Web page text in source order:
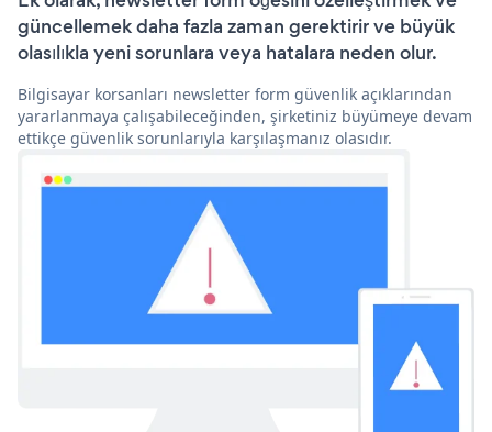
güncellemek daha fazla zaman gerektirir ve büyük
olasılıkla yeni sorunlara veya hatalara neden olur.
Bilgisayar korsanları newsletter form güvenlik açıklarından
yararlanmaya çalışabileceğinden, şirketiniz büyümeye devam
ettikçe güvenlik sorunlarıyla karşılaşmanız olasıdır.